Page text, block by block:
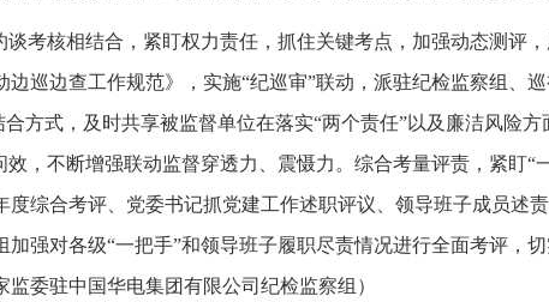
考核相结合，紧盯权力责任，抓住关键考点，加强动态测评
巡边查工作规范》，实施“纪巡审”联动，派驻纪检监察组、
方式，及时共享被监督单位在落实“两个责任”以及廉洁风险方
，不断增强联动监督穿透力、震慑力。综合考量评责，紧盯“
综合考评、党委书记抓党建工作述职评议、领导班子成员述
强对各级“一把手”和领导班子履职尽责情况进行全面考评，
委驻中国华电集团有限公司纪检监察组）